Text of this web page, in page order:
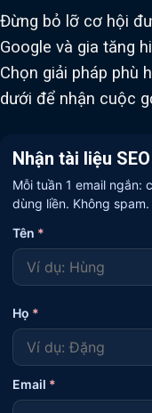
Đừng bỏ lỡ cơ hội
Google và gia tăng
Chọn giải pháp phù
dưới để nhận cuộc
Nhận tài liệu
Mỗi tuần 1 email ngắn:
dùng liền. Không spam.
Tên *
Họ *
Email *